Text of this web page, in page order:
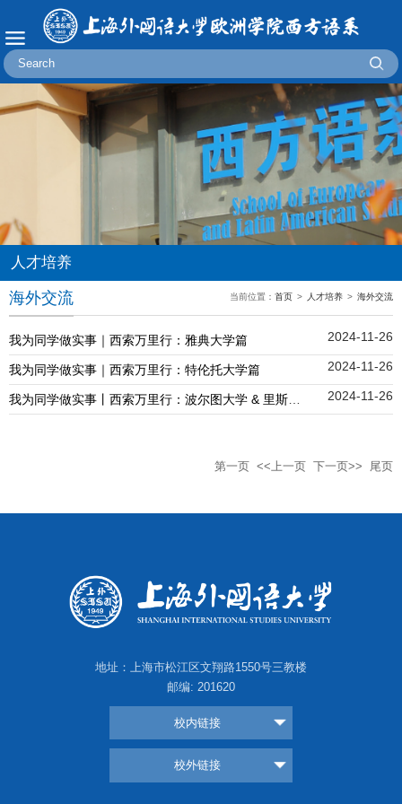
人才培养
当前位置： 首页 > 人才培养 > 海外交流
海外交流
我为同学做实事｜西索万里行：雅典大学篇 2024-11-26
我为同学做实事｜西索万里行：特伦托大学篇 2024-11-26
2024-11-26
第一页 <<上一页 下一页>> 尾页
地址：上海市松江区文翔路1550号三教楼
邮编: 201620
校内链接
校外链接